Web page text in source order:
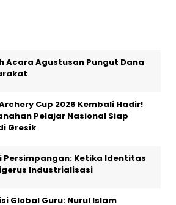
Acara Agustusan Pungut Dana
Cup 2026 Kembali Hadir!
Pelajar Nasional Siap
Gresik
Persimpangan: Ketika Identitas
Industrialisasi
Global Guru: Nurul Islam